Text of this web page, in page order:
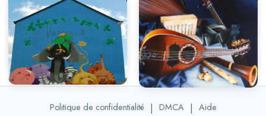
Politique de confidentialité | DMCA | Aide